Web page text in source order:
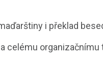
i překlad
celému